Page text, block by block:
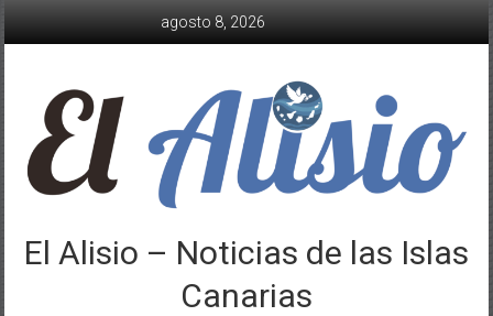
agosto 8, 2026
El Alisio – Noticias de las Islas
Canarias